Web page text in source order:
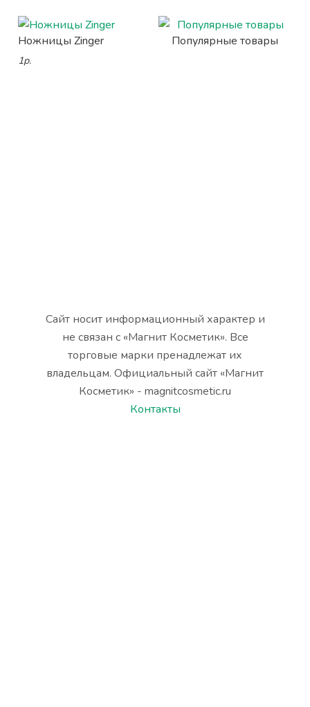
Ножницы Zinger
1р.
Популярные товары
Сайт носит информационный характер и
не связан с «Магнит Косметик». Все
торговые марки пренадлежат их
владельцам. Официальный сайт «Магнит
Косметик» - magnitcosmetic.ru
Контакты